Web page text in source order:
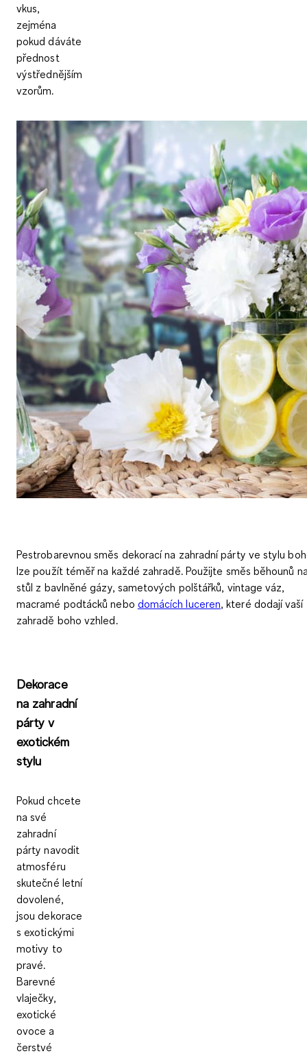
vkus,
zejména
pokud dáváte
přednost
výstřednějším
vzorům.
Pestrobarevnou směs dekorací na zahradní párty ve stylu
lze použít téměř na každé zahradě. Použijte směs běhounů
stůl z bavlněné gázy, sametových polštářků, vintage váz,
macramé podtácků nebo domácích luceren, které dodají vaší
zahradě boho vzhled.
Dekorace
na zahradní
párty v
exotickém
stylu
Pokud chcete
na své
zahradní
párty navodit
atmosféru
skutečné letní
dovolené,
jsou dekorace
s exotickými
motivy to
pravé.
Barevné
vlaječky,
exotické
ovoce a
čerstvé